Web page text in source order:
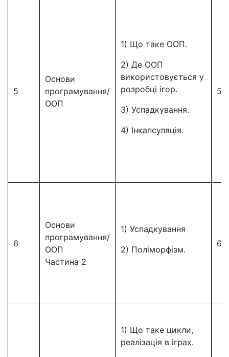
5
Основи
програмування/
ООП
1) Що таке ООП.
2) Де ООП
використовується у
розробці ігор.
3) Успадкування.
4) Інкапсуляція.
5
6
Основи
програмування/
ООП
Частина 2
1) Успадкування
2) Поліморфізм.
6
1) Що таке цикли,
реалізація в іграх.